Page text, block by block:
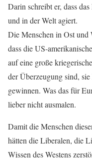
Darin schreibt er, dass
und in der Welt agiert.
Die Menschen in Ost und
dass die US-
auf eine große
der Überzeugung sind,
gewinnen. Was das für
lieber nicht ausmalen.
Damit die Menschen
hätten die Liberalen, die
Wissen des Westens